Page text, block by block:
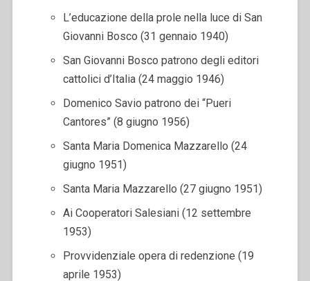
L’educazione della prole nella luce di San
Giovanni Bosco (31 gennaio 1940)
San Giovanni Bosco patrono degli editori
cattolici d’Italia (24 maggio 1946)
Domenico Savio patrono dei “Pueri
Cantores” (8 giugno 1956)
Santa Maria Domenica Mazzarello (24
giugno 1951)
Santa Maria Mazzarello (27 giugno 1951)
Ai Cooperatori Salesiani (12 settembre
1953)
Provvidenziale opera di redenzione (19
aprile 1953)